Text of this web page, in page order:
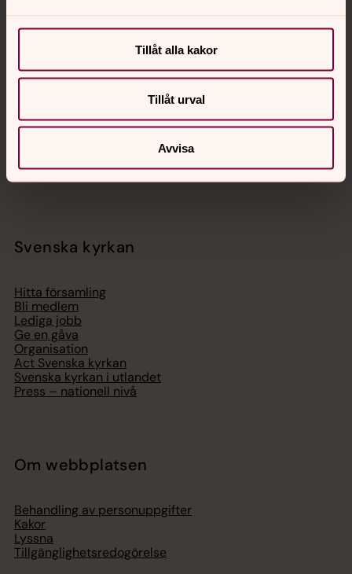
Tillåt alla kakor
Tillåt urval
Avvisa
Jourhavande präst
Akut samtals- och krisstöd. Prata eller chatta anonymt
med en präst på kvällar och nätter.
Chatt
Telefon 112
Svenska kyrkan
Hitta församling
Bli medlem
Lediga jobb
Ge en gåva
Organisation
Act Svenska kyrkan
Svenska kyrkan i utlandet
Press – nationell nivå
Om webbplatsen
Behandling av personuppgifter
Kakor
Lyssna
Tillgänglighetsredogörelse